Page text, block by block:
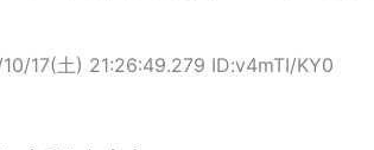
17(土) 21:26:49.279 ID:v4mTI/KY0